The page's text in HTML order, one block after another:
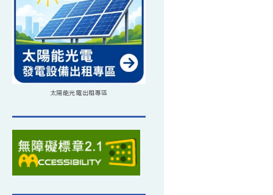
太陽能光電出租專區